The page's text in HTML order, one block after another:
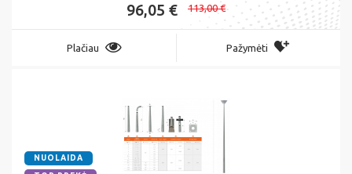
96,05 € 113,00 €
Plačiau Pažymėti
NUOLAIDA